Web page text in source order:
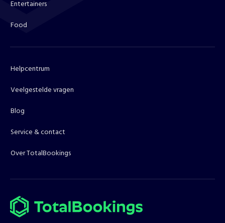
Entertainers
Food
Helpcentrum
Veelgestelde vragen
Blog
Service & contact
Over TotalBookings